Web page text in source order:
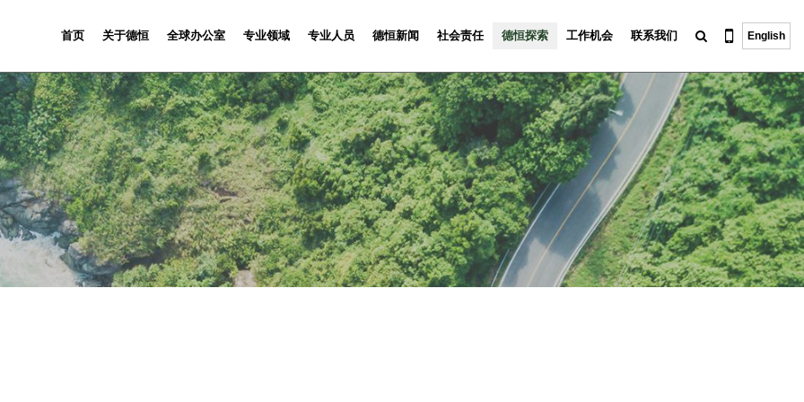
首页 关于德恒 全球办公室 专业领域 专业人员 德恒新闻 社会责任 德恒探索 工作机会 联系我们 English